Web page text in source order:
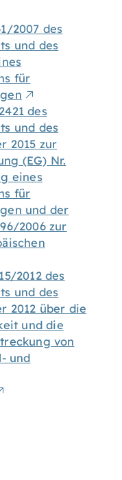
2007 des
und des
für
des
und des
2015 zur
(EG) Nr.
eines
für
und der
2006 zur
2012 des
und des
2012 über die
und die
von
und